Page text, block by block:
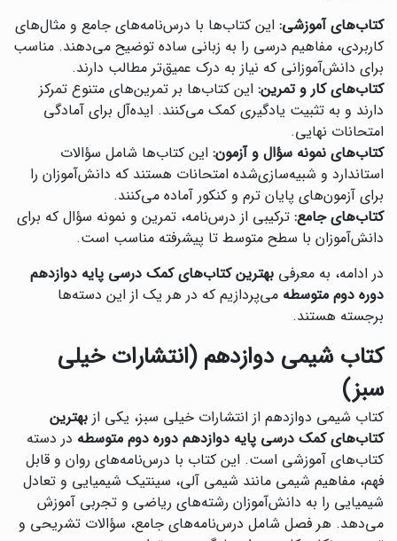
کتاب‌های آموزشی: این کتاب‌ها با درس‌نامه‌های جامع و مثال‌های
کاربردی، مفاهیم درسی را به زبانی ساده توضیح می‌دهند. مناسب
برای دانش‌آموزانی که نیاز به درک عمیق‌تر مطالب دارند.
کتاب‌های کار و تمرین: این کتاب‌ها بر تمرین‌های متنوع تمرکز
دارند و به تثبیت یادگیری کمک می‌کنند. ایده‌آل برای آمادگی
امتحانات نهایی.
کتاب‌های نمونه سؤال و آزمون: این کتاب‌ها شامل سؤالات
استاندارد و شبیه‌سازی‌شده امتحانات هستند که دانش‌آموزان را
برای آزمون‌های پایان ترم و کنکور آماده می‌کنند.
کتاب‌های جامع: ترکیبی از درس‌نامه، تمرین و نمونه سؤال که برای
دانش‌آموزان با سطح متوسط تا پیشرفته مناسب است.
در ادامه، به معرفی بهترین کتاب‌های کمک درسی پایه دوازدهم
دوره دوم متوسطه می‌پردازیم که در هر یک از این دسته‌ها
برجسته هستند.
کتاب شیمی دوازدهم (انتشارات خیلی
سبز)
کتاب شیمی دوازدهم از انتشارات خیلی سبز، یکی از بهترین
کتاب‌های کمک درسی پایه دوازدهم دوره دوم متوسطه در دسته
کتاب‌های آموزشی است. این کتاب با درس‌نامه‌های روان و قابل
فهم، مفاهیم شیمی مانند شیمی آلی، سینتیک شیمیایی و تعادل
شیمیایی را به دانش‌آموزان رشته‌های ریاضی و تجربی آموزش
می‌دهد. هر فصل شامل درس‌نامه‌های جامع، سؤالات تشریحی و